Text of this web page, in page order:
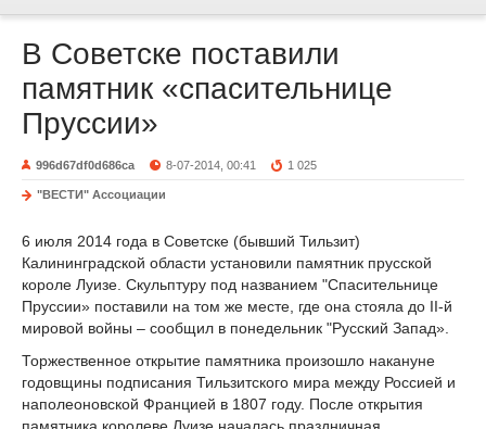
В Советске поставили
памятник «спасительнице
Пруссии»
996d67df0d686ca 8-07-2014, 00:41 1 025
"ВЕСТИ" Ассоциации
6 июля 2014 года в Советске (бывший Тильзит)
Калининградской области установили памятник прусской
короле Луизе. Скульптуру под названием "Спасительнице
Пруссии» поставили на том же месте, где она стояла до II-й
мировой войны – сообщил в понедельник "Русский Запад».
Торжественное открытие памятника произошло накануне
годовщины подписания Тильзитского мира между Россией и
наполеоновской Францией в 1807 году. После открытия
памятника королеве Луизе началась праздничная